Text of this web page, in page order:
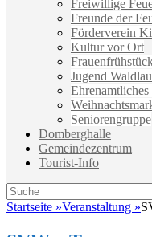
Freiwillige
Freunde der
Förderverein
Kultur vor Ort
Jugend
Seniorengruppe
Domberghalle
Gemeindezentrum
Tourist-Info
Suche
Suche
nach:
Startseite »Veranstaltung »